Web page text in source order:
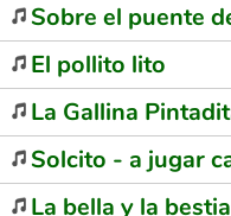
Sobre el puente
El pollito lito
La Gallina
Solcito - a jugar
La bella y la